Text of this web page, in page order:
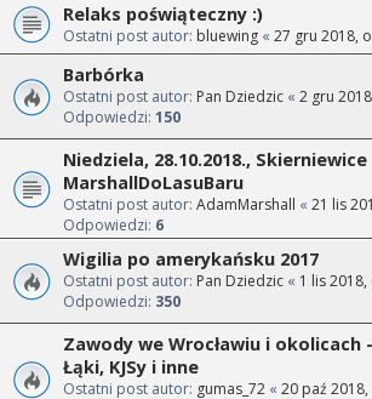
Relaks poświąteczny :)
Ostatni post autor: bluewing « 27 gru 2018,
Barbórka
Ostatni post autor: Pan Dziedzic « 2 gru
Odpowiedzi: 150
Niedziela, 28.10.2018., Skierniewice
MarshallDoLasuBaru
Ostatni post autor: AdamMarshall « 21 lis
Odpowiedzi: 6
Wigilia po amerykańsku 2017
Ostatni post autor: Pan Dziedzic « 1 lis 2018,
Odpowiedzi: 350
Zawody we Wrocławiu i okolicach
Łąki, KJSy i inne
Ostatni post autor: gumas_72 « 20 paź